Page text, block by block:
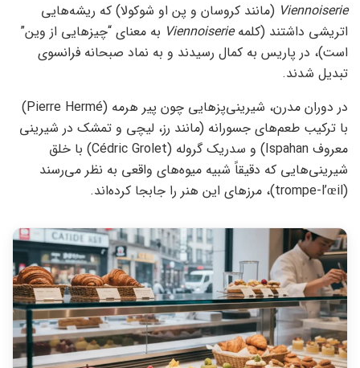
Viennoiserie (مانند کروسان و پن او شوکولا) که ریشه‌هایی
اتریشی داشتند (کلمهViennoiserie به معنای “چیزهایی از وین”
است)، در پاریس به کمال رسیدند و به نماد صبحانه فرانسوی
تبدیل شدند.
در دوران مدرن، شیرینی‌پزهایی چون پیر هرمه (Pierre Hermé)
با ترکیب طعم‌های جسورانه (مانند رز، لیچی و تمشک در شیرینی
معروف Ispahan) و سدریک گروله (Cédric Grolet) با خلق
شیرینی‌هایی که دقیقاً شبیه میوه‌های واقعی به نظر می‌رسند
(trompe-l’œil)، مرزهای این هنر را جابجا کرده‌اند.